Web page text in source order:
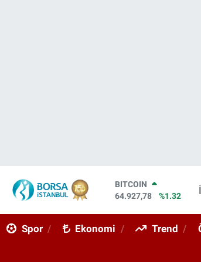
DOLAR
47,5894
%0.08
STERLİN
Spor Ekonomi Trend